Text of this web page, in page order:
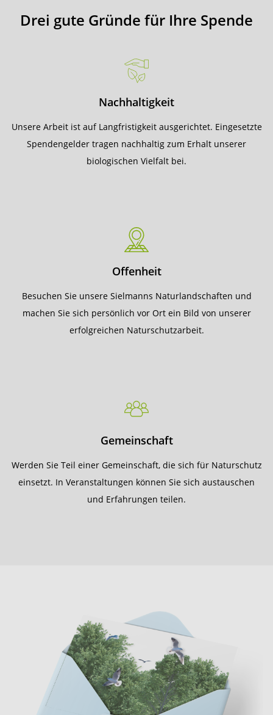
Drei gute Gründe für Ihre Spende
Nachhaltigkeit
Unsere Arbeit ist auf Langfristigkeit ausgerichtet. Eingesetzte
Spendengelder tragen nachhaltig zum Erhalt unserer
biologischen Vielfalt bei.
Offenheit
Besuchen Sie unsere Sielmanns Naturlandschaften und
machen Sie sich persönlich vor Ort ein Bild von unserer
erfolgreichen Naturschutzarbeit.
Gemeinschaft
Werden Sie Teil einer Gemeinschaft, die sich für Naturschutz
einsetzt. In Veranstaltungen können Sie sich austauschen
und Erfahrungen teilen.